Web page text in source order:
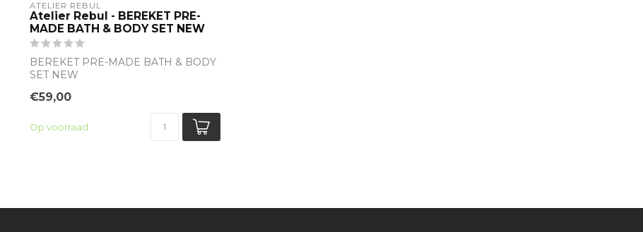
ATELIER REBUL
Atelier Rebul - BEREKET PRE-
MADE BATH & BODY SET NEW
BEREKET PRE-MADE BATH & BODY
SET NEW
€59,00
Op voorraad